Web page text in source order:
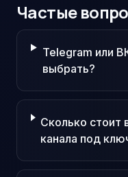
Частые
Telegram или
выбрать?
Сколько стоит
канала под